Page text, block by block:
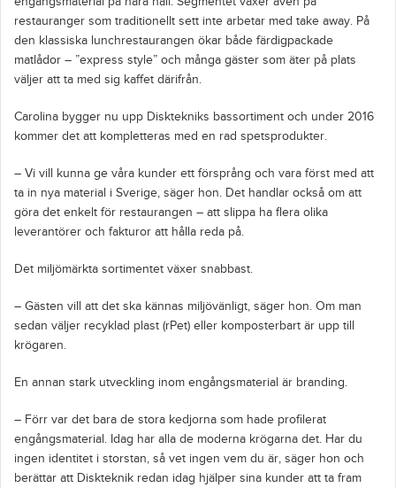
restauranger som traditionellt sett inte arbetar med take away. På
den klassiska lunchrestaurangen ökar både färdigpackade
matlådor – ”express style” och många gäster som äter på plats
väljer att ta med sig kaffet därifrån.
Carolina bygger nu upp Disktekniks bassortiment och under 2016
kommer det att kompletteras med en rad spetsprodukter.
– Vi vill kunna ge våra kunder ett försprång och vara först med att
ta in nya material i Sverige, säger hon. Det handlar också om att
göra det enkelt för restaurangen – att slippa ha flera olika
leverantörer och fakturor att hålla reda på.
Det miljömärkta sortimentet växer snabbast.
– Gästen vill att det ska kännas miljövänligt, säger hon. Om man
sedan väljer recyklad plast (rPet) eller komposterbart är upp till
krögaren.
En annan stark utveckling inom engångsmaterial är branding.
– Förr var det bara de stora kedjorna som hade profilerat
engångsmaterial. Idag har alla de moderna krögarna det. Har du
ingen identitet i storstan, så vet ingen vem du är, säger hon och
berättar att Diskteknik redan idag hjälper sina kunder att ta fram